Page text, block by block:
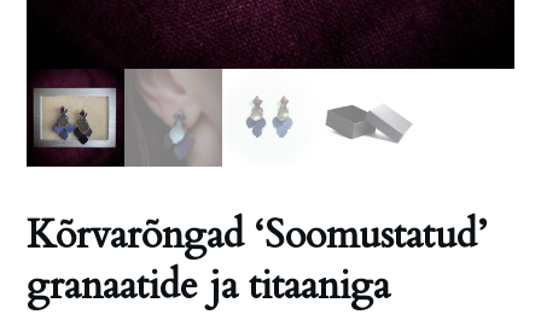
Kõrvarõngad ‘Soomustatud’
granaatide ja titaaniga